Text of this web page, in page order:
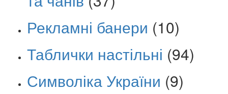
Рекламні банери (10)
Таблички настільні (94)
Символіка України (9)